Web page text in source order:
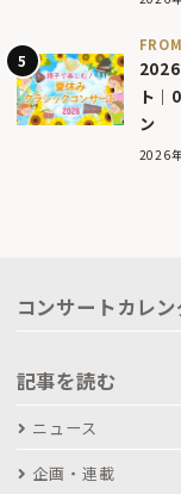
ト｜
ン
2026
コンサートカレン
記事を読む
ニュース
企画・連載